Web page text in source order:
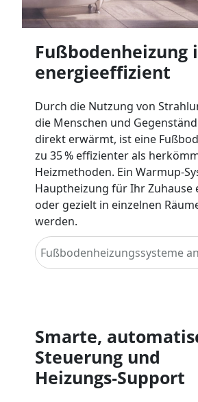
Fußbodenheizung
energieeffizient
Durch die Nutzung von
die Menschen und
direkt erwärmt, ist eine
zu 35 % effizienter als
Heizmethoden. Ein
Hauptheizung für Ihr Zuhause
oder gezielt in einzelnen
werden.
Fußbodenheizungssysteme
Smarte,
Steuerung und
Heizungs‑Support